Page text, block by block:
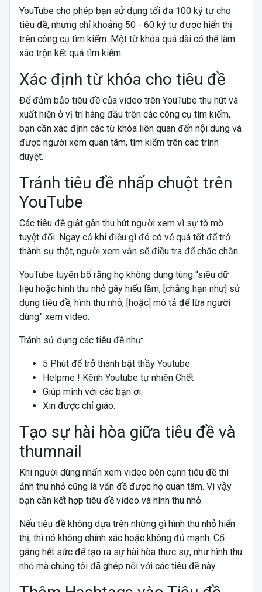
YouTube cho phép bạn sử dụng tối đa 100 ký tự cho
tiêu đề, nhưng chỉ khoảng 50 - 60 ký tự được hiển thị
trên công cụ tìm kiếm. Một từ khóa quá dài có thể làm
xáo trộn kết quả tìm kiếm.
Xác định từ khóa cho tiêu đề
Để đảm bảo tiêu đề của video trên YouTube thu hút và
xuất hiện ở vị trí hàng đầu trên các công cụ tìm kiếm,
bạn cần xác định các từ khóa liên quan đến nội dung và
được người xem quan tâm, tìm kiếm trên các trình
duyệt.
Tránh tiêu đề nhấp chuột trên
YouTube
Các tiêu đề giật gân thu hút người xem vì sự tò mò
tuyệt đối. Ngay cả khi điều gì đó có vẻ quá tốt để trở
thành sự thật, người xem vẫn sẽ điều tra để chắc chắn.
YouTube tuyên bố rằng họ không dung túng “siêu dữ
liệu hoặc hình thu nhỏ gây hiểu lầm, [chẳng hạn như] sử
dụng tiêu đề, hình thu nhỏ, [hoặc] mô tả để lừa người
dùng” xem video.
Tránh sử dụng các tiêu đề như:
5 Phút để trở thành bật thầy Youtube
Helpme ! Kênh Youtube tự nhiên Chết
Giúp mình với các bạn ơi.
Xin được chỉ giáo.
Tạo sự hài hòa giữa tiêu đề và
thumnail
Khi người dùng nhấn xem video bên cạnh tiêu đề thì
ảnh thu nhỏ cũng là vấn đề được họ quan tâm. Vì vậy
bạn cần kết hợp tiêu đề video và hình thu nhỏ.
Nếu tiêu đề không dựa trên những gì hình thu nhỏ hiển
thị, thì nó không chính xác hoặc không đủ mạnh. Cố
gắng hết sức để tạo ra sự hài hòa thực sự, như hình thu
nhỏ mà chúng tôi đã ghép nối với các tiêu đề này.